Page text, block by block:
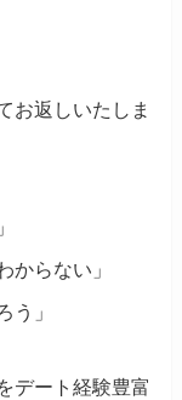
お返しいたしま
からない」
う」
デート経験豊富